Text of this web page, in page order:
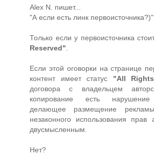
Alex N. пишет...
"А если есть линк первоисточника?)"
Только если у первоисточника
Reserved"
Если этой оговорки на странице
контент имеет статус "All
договора с владельцем
копирование есть нарушение
делающее размещение
незаконного использования прав
двусмысленным.
Нет?